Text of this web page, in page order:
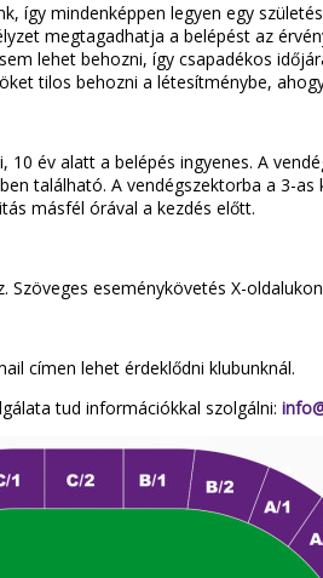
így mindenképpen legyen egy
megtagadhatja a belépést az
lehet behozni, így csapadékos
tilos behozni a létesítménybe,
év alatt a belépés ingyenes. A
található. A vendégszektorba a 3-
másfél órával a kezdés előtt.
eseménykövetés X-
címen lehet érdeklődni klubunknál.
tud információkkal szolgálni: